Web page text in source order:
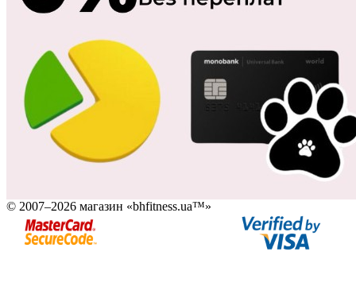
© 2007–2026 магазин «bhfitness.ua™»